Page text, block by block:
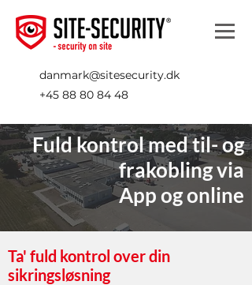
danmark@sitesecurity.dk
+45 88 80 84 48
Fuld kontrol med til- og
frakobling via
App og online
Ta' fuld kontrol over din
sikringsløsning